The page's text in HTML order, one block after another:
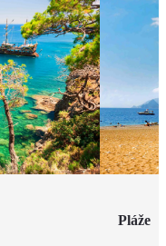
Pláže